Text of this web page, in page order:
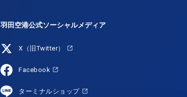
羽田空港公式ソーシャルメディア
X（旧Twitter）
Facebook
ターミナルショップ